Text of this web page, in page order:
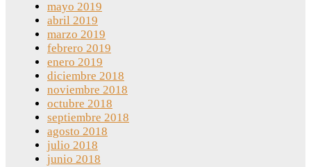
mayo 2019
abril 2019
marzo 2019
febrero 2019
enero 2019
diciembre 2018
noviembre 2018
octubre 2018
septiembre 2018
agosto 2018
julio 2018
junio 2018